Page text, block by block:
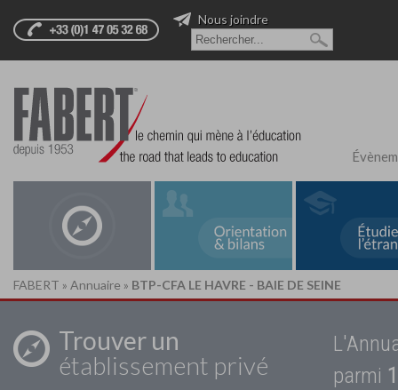
Nous joindre
FABERT » Annuaire » BTP-CFA LE HAVRE - BAIE DE SEINE
Trouver un
établissement privé
parmi